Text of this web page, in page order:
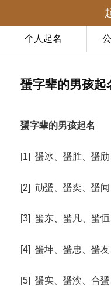
个人起名
蜑字辈的男孩起
蜑字辈的男孩起名
[1] 蜑冰、蜑胜、蜑
[2] 劥蜑、蜑奕、蜑
[3] 蜑东、蜑凡、蜑
[4] 蜑坤、蜑忠、蜑
[5] 蜑实、蜑湙、合